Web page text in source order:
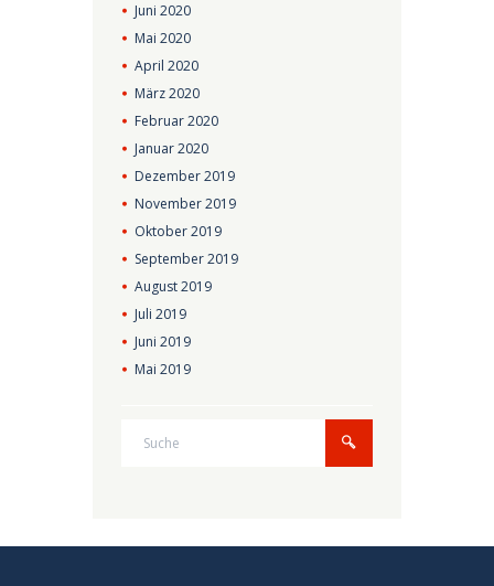
Juni2020
Mai2020
April2020
März2020
Februar2020
Januar2020
Dezember2019
November2019
Oktober2019
September2019
August2019
Juli2019
Juni2019
Mai2019